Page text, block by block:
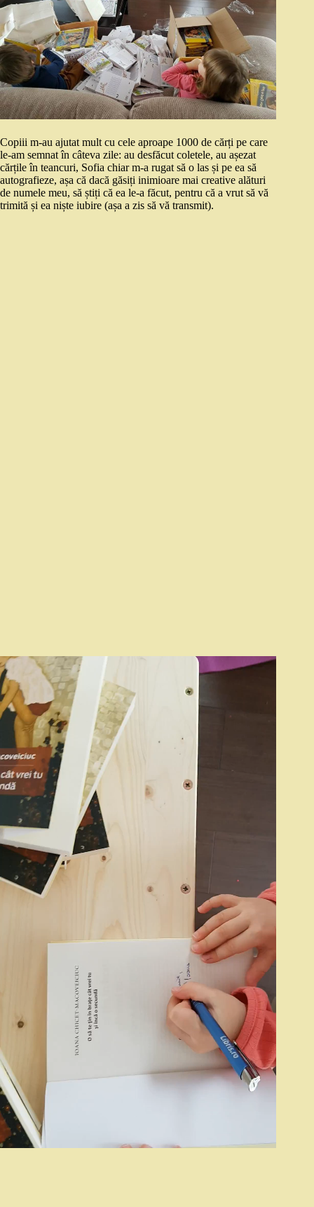
Copiii m-au ajutat mult cu cele aproape 1000 de cărți pe care
le-am semnat în câteva zile: au desfăcut coletele, au așezat
cărțile în teancuri, Sofia chiar m-a rugat să o las și pe ea să
autografieze, așa că dacă găsiți inimioare mai creative alături
de numele meu, să știți că ea le-a făcut, pentru că a vrut să vă
trimită și ea niște iubire (așa a zis să vă transmit).